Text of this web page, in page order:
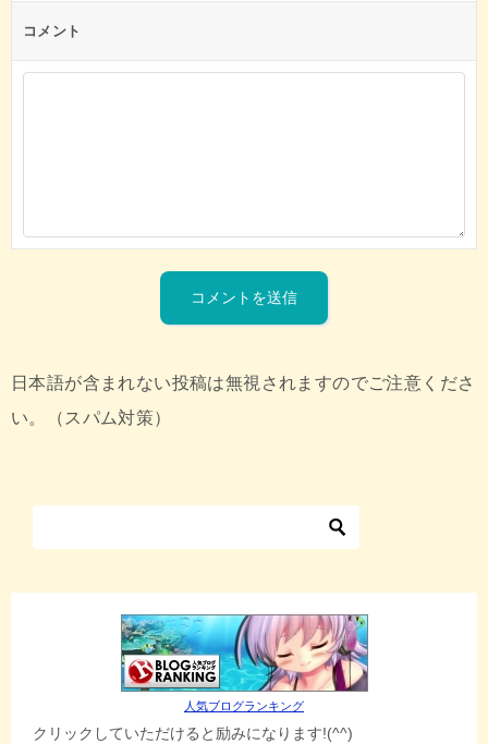
コメント
日本語が含まれない投稿は無視されますのでご注意くださ
い。（スパム対策）
人気ブログランキング
クリックしていただけると励みになります!(^^)